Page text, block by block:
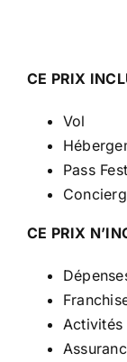
CE PRIX
Vol
Pass
CE PRIX
Activités